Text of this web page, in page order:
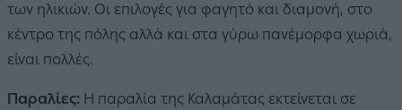
των ηλικιών. Οι επιλογές για φαγητό και διαμονή, στο
κέντρο της πόλης αλλά και στα γύρω πανέμορφα χωριά,
είναι πολλές.
Παραλίες: Η παραλία της Καλαμάτας εκτείνεται σε